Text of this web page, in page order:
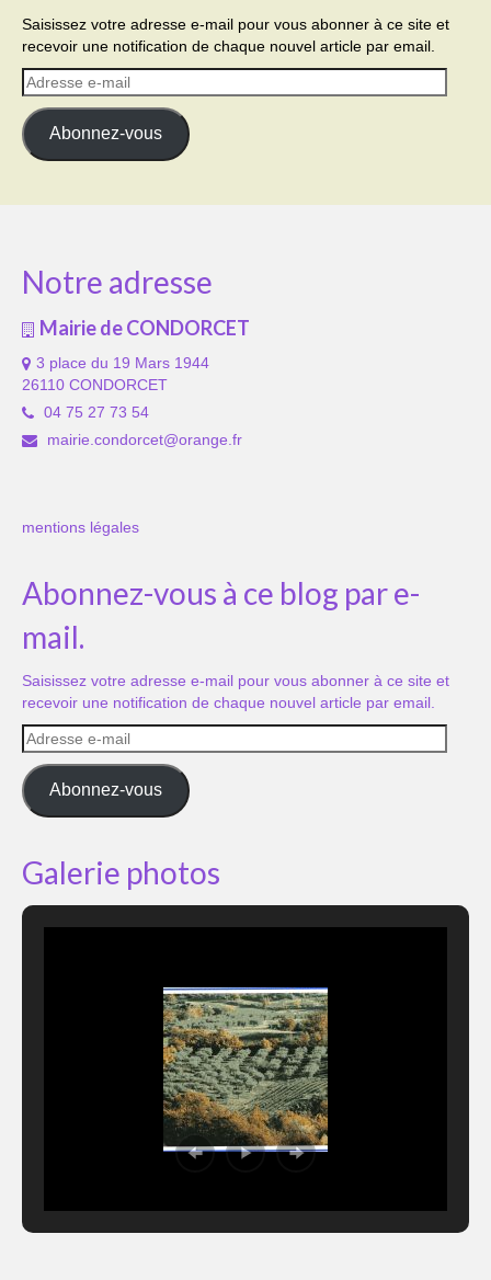
Saisissez votre adresse e-mail pour vous abonner à ce site et
recevoir une notification de chaque nouvel article par email.
Adresse
e-
mail
Abonnez-vous
Notre adresse
Mairie de CONDORCET
3 place du 19 Mars 1944
26110 CONDORCET
04 75 27 73 54
mairie.condorcet@orange.fr
mentions légales
Abonnez-vous à ce blog par e-
mail.
Saisissez votre adresse e-mail pour vous abonner à ce site et
recevoir une notification de chaque nouvel article par email.
Adresse
e-
mail
Abonnez-vous
Galerie photos